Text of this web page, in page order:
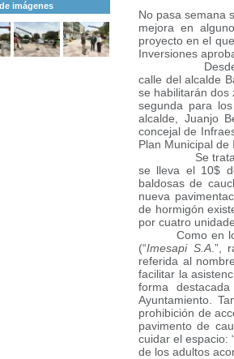
imágenes
No pasa semana
mejora en
proyecto en el
Inversiones
Desde la
calle del alcalde
se habilitarán dos
segunda para
alcalde, Juanjo
concejal de
Plan Municipal de
Se trata de
se lleva el 10$
baldosas de
nueva
de hormigón
por cuatro
Como en
(“Imesapi S.A.”,
referida al
facilitar la
forma
Ayuntamiento.
prohibición de
pavimento de
cuidar el espacio:
de los adultos